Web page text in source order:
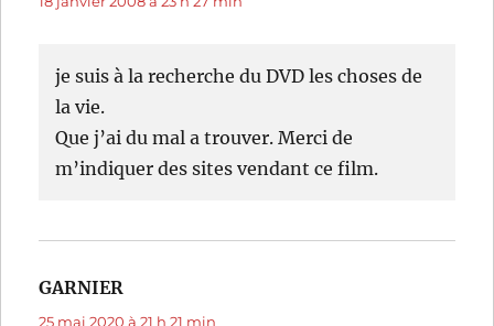
je suis à la recherche du DVD les choses de
la vie.
Que j’ai du mal a trouver. Merci de
m’indiquer des sites vendant ce film.
GARNIER
25 mai 2020 à 21 h 21 min